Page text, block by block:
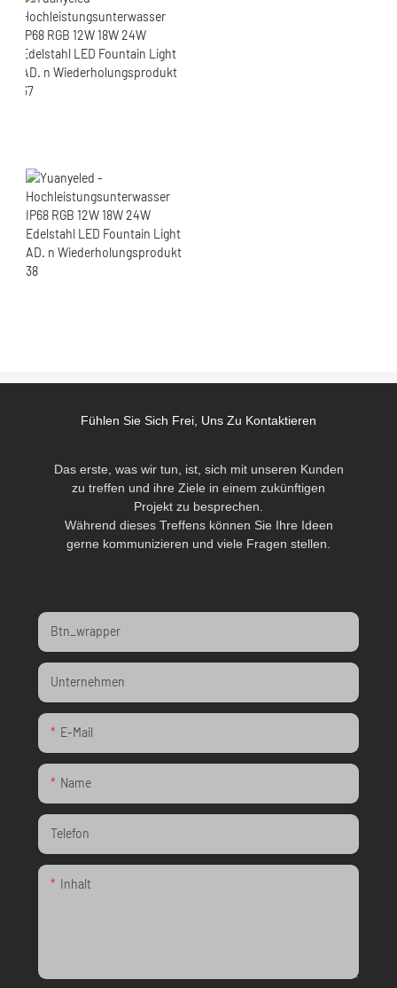
Fühlen Sie Sich Frei, Uns Zu Kontaktieren
Das erste, was wir tun, ist, sich mit unseren Kunden
zu treffen und ihre Ziele in einem zukünftigen
Projekt zu besprechen.
Während dieses Treffens können Sie Ihre Ideen
gerne kommunizieren und viele Fragen stellen.
Btn_wrapper
Unternehmen
E-Mail
Name
Telefon
Inhalt